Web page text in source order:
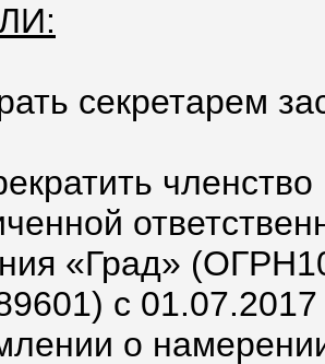
секретарем
«Град»
с 01.07.2017
о